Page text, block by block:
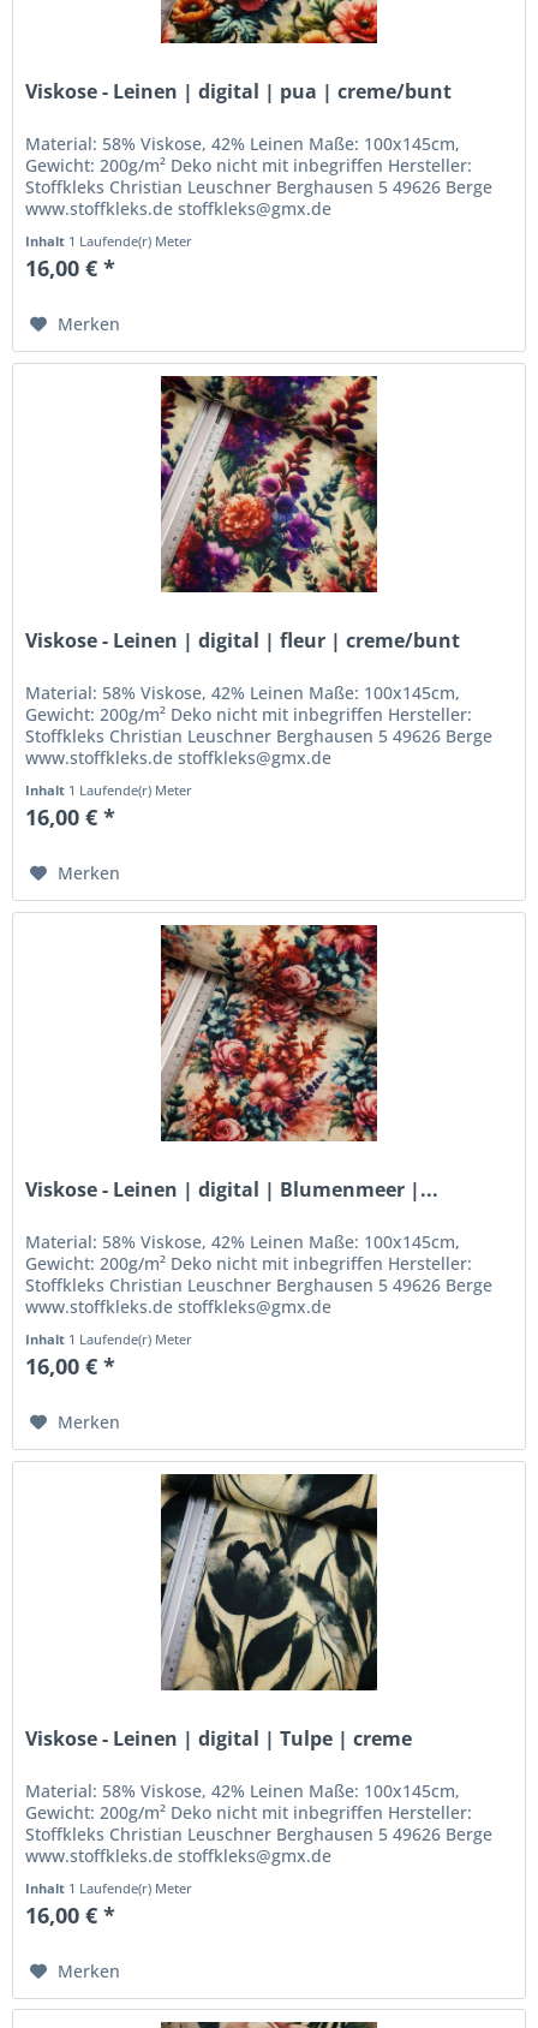
Viskose - Leinen | digital | pua | creme/bunt
Material: 58% Viskose, 42% Leinen Maße: 100x145cm,
Gewicht: 200g/m² Deko nicht mit inbegriffen Hersteller:
Stoffkleks Christian Leuschner Berghausen 5 49626 Berge
www.stoffkleks.de stoffkleks@gmx.de
Inhalt 1 Laufende(r) Meter
16,00 € *
Merken
Viskose - Leinen | digital | fleur | creme/bunt
Material: 58% Viskose, 42% Leinen Maße: 100x145cm,
Gewicht: 200g/m² Deko nicht mit inbegriffen Hersteller:
Stoffkleks Christian Leuschner Berghausen 5 49626 Berge
www.stoffkleks.de stoffkleks@gmx.de
Inhalt 1 Laufende(r) Meter
16,00 € *
Merken
Viskose - Leinen | digital | Blumenmeer |...
Material: 58% Viskose, 42% Leinen Maße: 100x145cm,
Gewicht: 200g/m² Deko nicht mit inbegriffen Hersteller:
Stoffkleks Christian Leuschner Berghausen 5 49626 Berge
www.stoffkleks.de stoffkleks@gmx.de
Inhalt 1 Laufende(r) Meter
16,00 € *
Merken
Viskose - Leinen | digital | Tulpe | creme
Material: 58% Viskose, 42% Leinen Maße: 100x145cm,
Gewicht: 200g/m² Deko nicht mit inbegriffen Hersteller:
Stoffkleks Christian Leuschner Berghausen 5 49626 Berge
www.stoffkleks.de stoffkleks@gmx.de
Inhalt 1 Laufende(r) Meter
16,00 € *
Merken